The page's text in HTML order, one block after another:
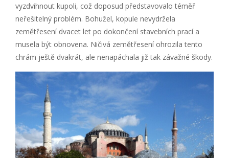
vyzdvihnout kupoli, což doposud představovalo téměř
neřešitelný problém. Bohužel, kopule nevydržela
zemětřesení dvacet let po dokončení stavebních prací a
musela být obnovena. Ničivá zemětřesení ohrozila tento
chrám ještě dvakrát, ale nenapáchala již tak závažné škody.